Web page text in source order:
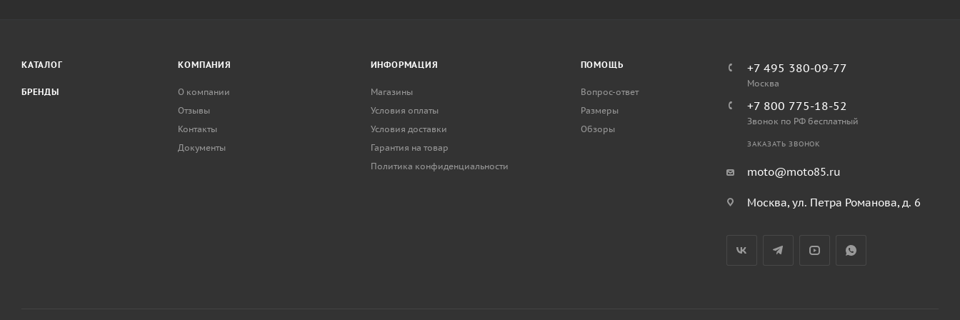
КАТАЛОГ
БРЕНДЫ
КОМПАНИЯ
О компании
Отзывы
Контакты
Документы
ИНФОРМАЦИЯ
Магазины
Условия оплаты
Условия доставки
Гарантия на товар
Политика конфиденциальности
ПОМОЩЬ
Вопрос-ответ
Размеры
Обзоры
+7 495 380-09-77
Москва
+7 800 775-18-52
Звонок по РФ бесплатный
ЗАКАЗАТЬ ЗВОНОК
moto@moto85.ru
Москва, ул. Петра Романова, д. 6